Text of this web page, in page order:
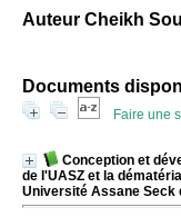
Auteur Cheikh
Documents
Faire une
Conception et
de l'UASZ et la
Université Assane Seck